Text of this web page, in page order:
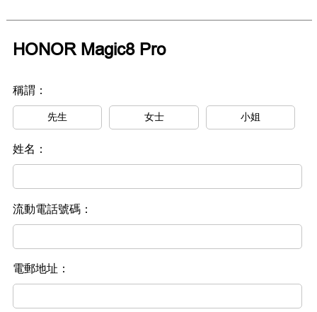
HONOR Magic8 Pro
稱謂：
先生 女士 小姐
姓名：
流動電話號碼：
電郵地址：